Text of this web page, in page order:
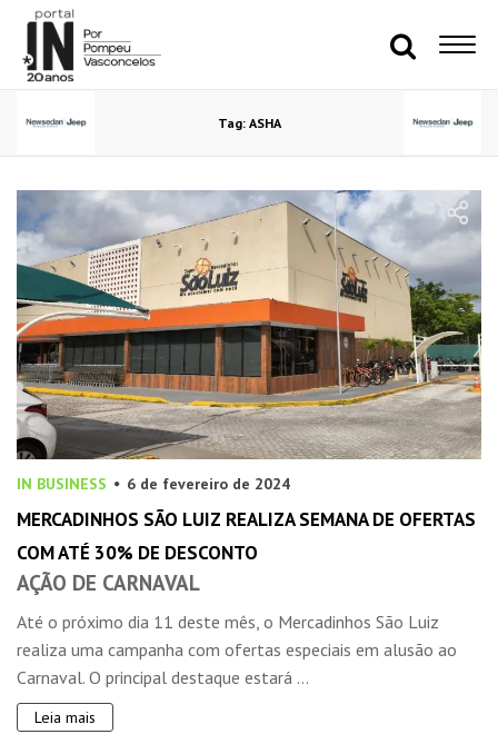
Tag: ASHA
IN BUSINESS 6 de fevereiro de 2024
MERCADINHOS SÃO LUIZ REALIZA SEMANA DE OFERTAS
COM ATÉ 30% DE DESCONTO
AÇÃO DE CARNAVAL
Até o próximo dia 11 deste mês, o Mercadinhos São Luiz
realiza uma campanha com ofertas especiais em alusão ao
Carnaval. O principal destaque estará ...
Leia mais